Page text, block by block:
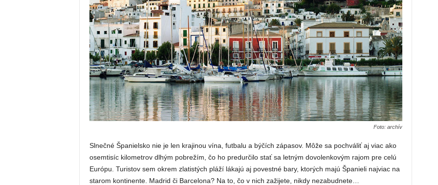
Foto: archív
Slnečné Španielsko nie je len krajinou vína, futbalu a býčích zápasov. Môže sa pochváliť aj viac ako
osemtisíc kilometrov dlhým pobrežím, čo ho predurčilo stať sa letným dovolenkovým rajom pre celú
Európu. Turistov sem okrem zlatistých pláží lákajú aj povestné bary, ktorých majú Španieli najviac na
starom kontinente. Madrid či Barcelona? Na to, čo v nich zažijete, nikdy nezabudnete…